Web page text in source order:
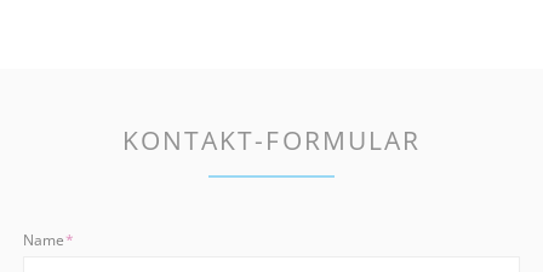
KONTAKT-FORMULAR
Pflichtfeld
Name*